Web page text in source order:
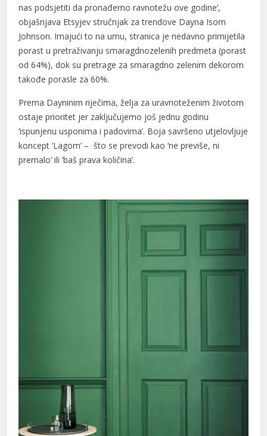
nas podsjetiti da pronađemo ravnotežu ove godine’,
objašnjava Etsyjev stručnjak za trendove Dayna Isom
Johnson. Imajući to na umu, stranica je nedavno primijetila
porast u pretraživanju smaragdnozelenih predmeta (porast
od 64%), dok su pretrage za smaragdno zelenim dekorom
takođe porasle za 60%.
Prema Dayninim riječima, želja za uravnoteženim životom
ostaje prioritet jer zaključujemo još jednu godinu
‘ispunjenu usponima i padovima’. Boja savršeno utjelovljuje
koncept ‘Lagom’ – što se prevodi kao ‘ne previše, ni
premalo’ ili ‘baš prava količina’.